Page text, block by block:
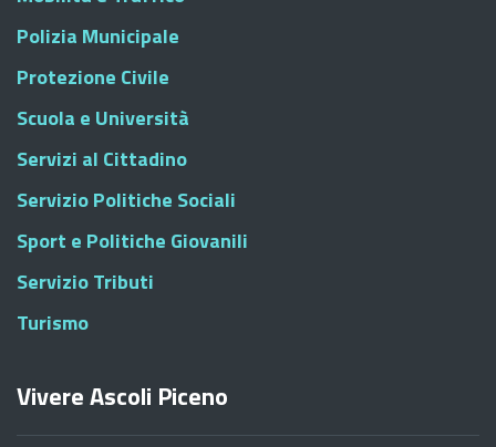
Polizia Municipale
Protezione Civile
Scuola e Università
Servizi al Cittadino
Servizio Politiche Sociali
Sport e Politiche Giovanili
Servizio Tributi
Turismo
Vivere Ascoli Piceno